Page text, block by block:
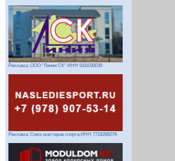
Реклама: ООО "Линия СК" ИНН 9111030039
Реклама: Союз мастеров спорта ИНН 7718289279